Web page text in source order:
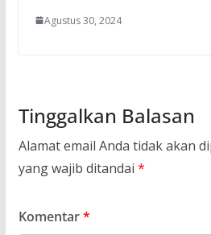
Agustus 30, 2024
Tinggalkan Balasan
Alamat email Anda tidak akan
yang wajib ditandai *
Komentar*